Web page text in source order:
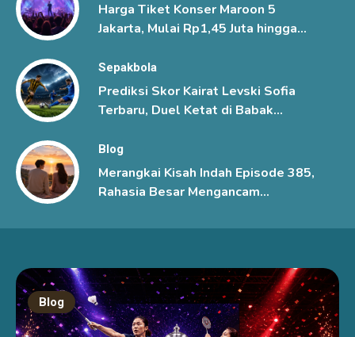
Harga Tiket Konser Maroon 5
Jakarta, Mulai Rp1,45 Juta hingga
Sepakbola
Prediksi Skor Kairat Levski Sofia
Terbaru, Duel Ketat di Babak
UEFA
Blog
Merangkai Kisah Indah Episode 385,
Rahasia Besar Mengancam
Blog